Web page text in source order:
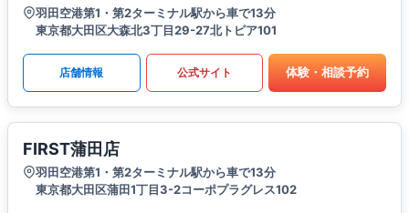
羽田空港第1・第2ターミナル駅から車で13分
東京都大田区大森北3丁目29-27北トピア101
店舗情報 公式サイト 体験・相談予約
FIRST蒲田店
羽田空港第1・第2ターミナル駅から車で13分
東京都大田区蒲田1丁目3-2コーポプラグレス102